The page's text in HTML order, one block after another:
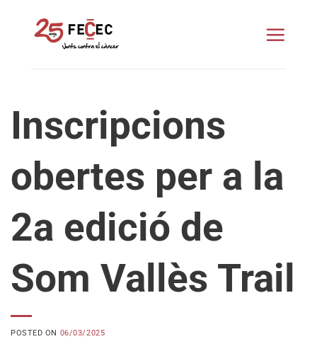
Inscripcions
obertes per a la
2a edició de
Som Vallès Trail
POSTED ON 06/03/2025